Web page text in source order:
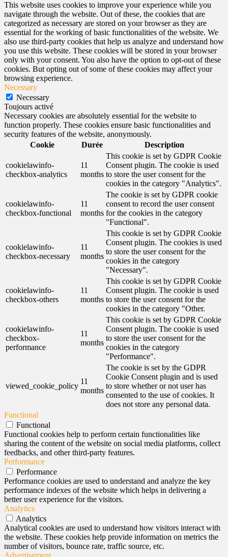
This website uses cookies to improve your experience while you
navigate through the website. Out of these, the cookies that are
categorized as necessary are stored on your browser as they are
essential for the working of basic functionalities of the website. We
also use third-party cookies that help us analyze and understand how
you use this website. These cookies will be stored in your browser
only with your consent. You also have the option to opt-out of these
cookies. But opting out of some of these cookies may affect your
browsing experience.
Necessary
Necessary
Toujours activé
Necessary cookies are absolutely essential for the website to
function properly. These cookies ensure basic functionalities and
security features of the website, anonymously.
Cookie
Durée Description
cookielawinfo-
checkbox-analytics
11
months
This cookie is set by GDPR Cookie
Consent plugin. The cookie is used
to store the user consent for the
cookies in the category "Analytics".
cookielawinfo-
checkbox-functional
11
months
The cookie is set by GDPR cookie
consent to record the user consent
for the cookies in the category
"Functional".
cookielawinfo-
checkbox-necessary
11
months
This cookie is set by GDPR Cookie
Consent plugin. The cookies is used
to store the user consent for the
cookies in the category
"Necessary".
cookielawinfo-
checkbox-others
11
months
This cookie is set by GDPR Cookie
Consent plugin. The cookie is used
to store the user consent for the
cookies in the category "Other.
cookielawinfo-
checkbox-
performance
11
months
This cookie is set by GDPR Cookie
Consent plugin. The cookie is used
to store the user consent for the
cookies in the category
"Performance".
viewed_cookie_policy
11
months
The cookie is set by the GDPR
Cookie Consent plugin and is used
to store whether or not user has
consented to the use of cookies. It
does not store any personal data.
Functional
Functional
Functional cookies help to perform certain functionalities like
sharing the content of the website on social media platforms, collect
feedbacks, and other third-party features.
Performance
Performance
Performance cookies are used to understand and analyze the key
performance indexes of the website which helps in delivering a
better user experience for the visitors.
Analytics
Analytics
Analytical cookies are used to understand how visitors interact with
the website. These cookies help provide information on metrics the
number of visitors, bounce rate, traffic source, etc.
Advertisement